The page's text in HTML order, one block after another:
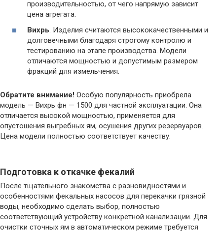
производительностью, от чего напрямую зависит
цена агрегата.
Вихрь. Изделия считаются высококачественными и
долговечными благодаря строгому контролю и
тестированию на этапе производства. Модели
отличаются мощностью и допустимым размером
фракций для измельчения.
Обратите внимание! Особую популярность приобрела
модель — Вихрь фн — 1500 для частной эксплуатации. Она
отличается высокой мощностью, применяется для
опустошения выгребных ям, осушения других резервуаров.
Цена модели полностью соответствует качеству.
Подготовка к откачке фекалий
После тщательного знакомства с разновидностями и
особенностями фекальных насосов для перекачки грязной
воды, необходимо сделать выбор, полностью
соответствующий устройству конкретной канализации. Для
очистки сточных ям в автоматическом режиме требуется